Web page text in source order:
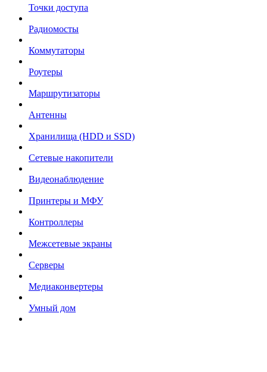
Точки доступа
Радиомосты
Коммутаторы
Роутеры
Маршрутизаторы
Антенны
Хранилища (HDD и SSD)
Сетевые накопители
Видеонаблюдение
Принтеры и МФУ
Контроллеры
Межсетевые экраны
Серверы
Медиаконвертеры
Умный дом